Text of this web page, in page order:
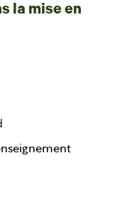
la mise en